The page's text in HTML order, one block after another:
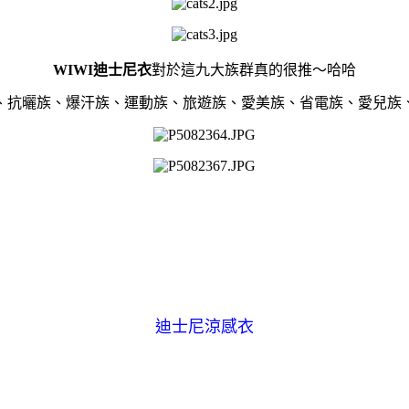
WIWI迪士尼衣對於這九大族群真的很推～哈哈
抗曬族、爆汗族、運動族、旅遊族、愛美族、省電族、愛兒族
迪士尼涼感衣